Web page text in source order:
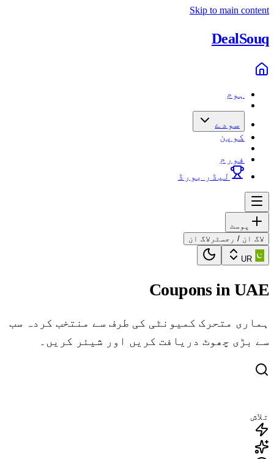
Skip to main content
DealSouq
ہوم
سودے
کوپن
فورم
لیڈر بورڈ
پوسٹ
لاگ ان / رجسٹر لاگ ان
UR
Coupons in UAE
ہماری متحرک کمیونٹی کی طرف سے منتخب کردہ سب
سے بڑی چھوٹ دریافت کریں اور شیئر کریں۔
تلاش